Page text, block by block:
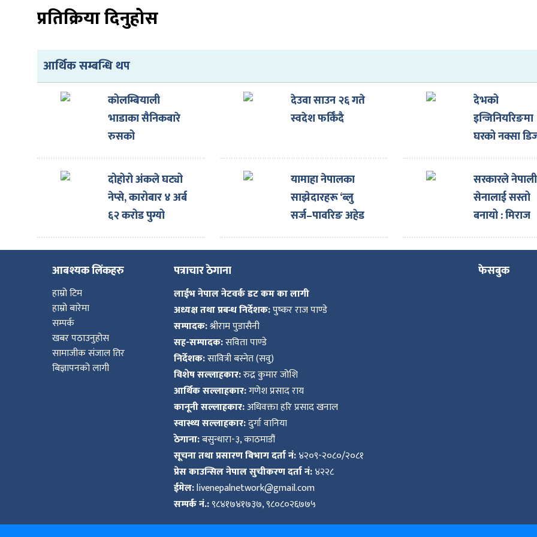
प्रतिक्रिया दिनुहोस
आर्थिक सम्बन्धि थप
कोलम्बियाली
भाडाका सैनिकबारे
रुसको
अस्वीकारोक्ति
देउवा साउन २६ गते
स्वदेश फर्किँदै
देभको
इन्जिनियरिङमा
घरको नक्सा
गराउँदा ३३
छुट
दोहोरो अंकले घट्यो
नेप्से, कारोबार ४ अर्ब
६२ करोड पुग्यो
यामाहा नेपालका
साझेदारहरू ‘ब्लु
सर्ज–पावरिङ अहेड
टुगेदर पार्टनर्स मिट’
सम्पन्न गरी स्वदेश
सरकारले नेपाली
सेनालाई सस्तो
बनायो : मिराज
ढुंगाना
आबश्यक लिंकहरु
हाम्रो टिम
हाम्रो बारेमा
सम्पर्क
खबर पठाउनुहोस
सामाजीक संजाल तिर
बिज्ञापनको लागी
पत्राचार ठेगाना
लाईभ नेपाल नेटवर्क डट कम का लागी
अध्यक्ष तथा प्रबन्ध निर्देशक:पुष्कर राज पाण्डे
सम्पादक:श्रीराम पुडासैनी
सह-सम्पादक:सविता पाण्डे
निर्देशक:सावित्री बस्नेत (सवु)
विशेष सल्लाहकार:रुद्र कुमार जोशि
आर्थिक सल्लाहकार:गणेश प्रसाद राय
कानूनी सल्लाहकार:अधिवक्ता हरि प्रसाद खनाल
स्वास्थ्य सल्लाहकार:दुर्गा वानिया
ठेगाना:बसुन्धारा-३, काठमाडौं
सूचना तथा प्रसारण बिभाग दर्ता नं:४२०९-२०८०/२०८१
प्रेस काउन्सिल नेपाल सुचीकरण दर्ता नं:४२२८
ईमेल:livenepalnetwork@gmail.com
सम्पर्क नं.:९८४१७४१७३७, ९८०८०२६७७५
फेसबुक